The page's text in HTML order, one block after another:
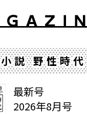
小説 野性時代
最新号
2026年8月号